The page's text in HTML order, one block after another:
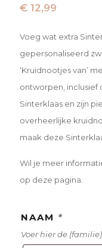
€ 12,99
Voeg wat extra
gepersonaliseerd
‘Kruidnootjes van’
ontworpen, inclusief
Sinterklaas en zijn
overheerlijke
maak deze
Wil je meer
op deze pagina.
NAAM *
Voer hier de